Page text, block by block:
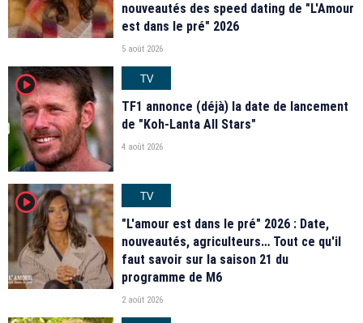
nouveautés des speed dating de "L'Amour
est dans le pré" 2026
5 août 2026
player2
TV
TF1 annonce (déjà) la date de lancement
de "Koh-Lanta All Stars"
4 août 2026
player2
TV
"L'amour est dans le pré" 2026 : Date,
nouveautés, agriculteurs… Tout ce qu'il
faut savoir sur la saison 21 du
programme de M6
2 août 2026